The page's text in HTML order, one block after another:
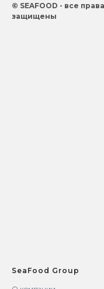
© SEAFOOD - все права
защищены
SeaFood Group